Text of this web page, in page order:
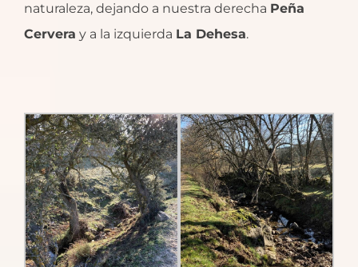
naturaleza, dejando a nuestra derecha Peña
Cervera y a la izquierda La Dehesa.